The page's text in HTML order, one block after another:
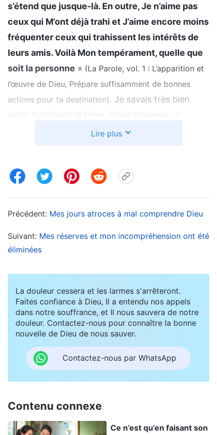
s’étend que jusque-là. En outre, Je n’aime pas
ceux qui M’ont déjà trahi et J’aime encore moins
fréquenter ceux qui trahissent les intérêts de
leurs amis. Voilà Mon tempérament, quelle que
soit la personne » (La Parole, vol. 1 : L’apparition et
l’œuvre de Dieu, Prépare suffisamment de bonnes
actions pour ta destination). Je savais très bien
qu’en trahissant le frère, j’étais devenue un
Judas. J’avais offensé le tempérament de Dieu ;
J’avais trahi Dieu ; Il ne me sauverait
était sans doute complètement révolue. À partir
chaque jour dans la douleur. Mon cœur était en
train de souffrir et je pensais que je serais mieux
mourir et être libre. J’avais beau continuer à prier
Dieu, à chaque fois que je pensais à ma
transgression, je sentais que Dieu ne voudrait
plus de moi, et je pensais que je n’étais pas digne
de me présenter devant Lui. Deux ans après ma
libération de prison, les frères et sœurs m’ont
trouvée, et voyant que j’avais un peu de
reprendre ma vie d’Église et m’ont attribué un
devoir. J’ai été très touchée et j’ai pensé que Dieu
Lire plus
Précédent: Mes jours atroces à mal comprendre Dieu
Suivant: Mes réserves et mon incompréhension ont été
éliminées
La douleur cessera et les larmes s'arrêteront.
Faites confiance à Dieu, Il a entendu nos appels
dans notre souffrance, et Il nous sauvera de notre
douleur. Contactez-nous pour connaître la bonne
nouvelle de Dieu de nous sauver.
Contactez-nous par WhatsApp
Contenu connexe
Ce n’est qu’en faisant son